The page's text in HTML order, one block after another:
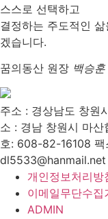
스스로 선택하고
결정하는 주도적인
겠습니다.
꿈의동산 원장 백승훈
주소 : 경상남도 창원
소 : 경남 창원시 마
호: 608-82-16108
dl5533@hanmail.net
개인정보처리방
이메일무단수집
ADMIN